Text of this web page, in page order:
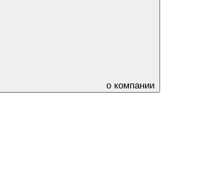
о компании